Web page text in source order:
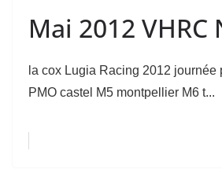
Mai 2012 VHRC
la cox Lugia Racing 2012 journée
PMO castel M5 montpellier M6 t...